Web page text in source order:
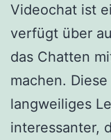
Videochat ist
verfügt über
das Chatten
machen.
langweiliges
interessanter,